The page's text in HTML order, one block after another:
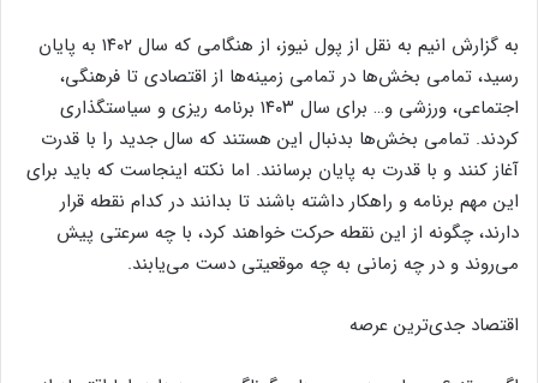
به گزارش انیم به نقل از پول نیوز، از هنگامی که سال ۱۴۰۲ به پایان
رسید، تمامی بخش‌ها در تمامی زمینه‌ها از اقتصادی تا فرهنگی،
اجتماعی، ورزشی و… برای سال ۱۴۰۳ برنامه ریزی و سیاستگذاری
کردند. تمامی بخش‌ها بدنبال این هستند که سال جدید را با قدرت
آغاز کنند و با قدرت به پایان برسانند. اما نکته اینجاست که باید برای
این مهم برنامه و راهکار داشته باشند تا بدانند در کدام نقطه قرار
دارند، چگونه از این نقطه حرکت خواهند کرد، با چه سرعتی پیش
می‌روند و در چه زمانی به چه موقعیتی دست می‌یابند.
اقتصاد جدی‌ترین عرصه